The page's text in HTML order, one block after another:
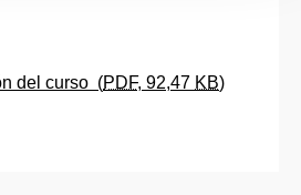
ventana)
del curso (PDF, 92,47 KB)